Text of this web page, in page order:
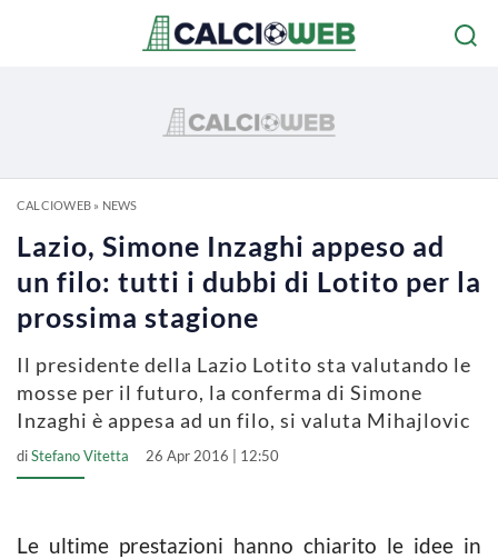
CALCIOWEB» NEWS
Lazio, Simone Inzaghi appeso ad
un filo: tutti i dubbi di Lotito per la
prossima stagione
Il presidente della Lazio Lotito sta valutando le
mosse per il futuro, la conferma di Simone
Inzaghi è appesa ad un filo, si valuta Mihajlovic
diStefano Vitetta 26 Apr 2016 | 12:50
Le ultime prestazioni hanno chiarito le idee in